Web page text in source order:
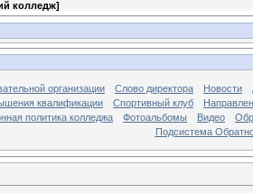
колледж]
организации Слово директора Новости
квалификации
Спортивный клуб
политика колледжа
Фотоальбомы Видео
Подсистема